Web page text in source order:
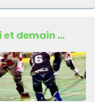
et demain …